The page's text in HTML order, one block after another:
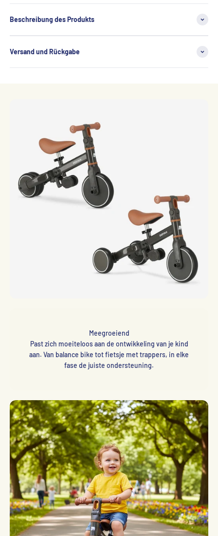
Beschreibung des Produkts
Versand und Rückgabe
Meegroeiend
Past zich moeiteloos aan de ontwikkeling van je kind
aan. Van balance bike tot fietsje met trappers, in elke
fase de juiste ondersteuning.